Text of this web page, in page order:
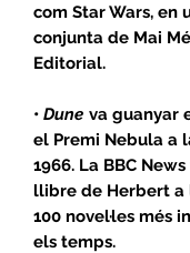
com Star Wars, en
conjunta de Mai
Editorial.
• Dune va guanyar
el Premi Nebula a
1966. La BBC
llibre de Herbert a
100 novel·les més
els temps.